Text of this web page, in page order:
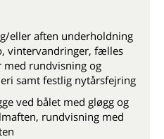
eller aften underholdning
vintervandringer, fælles
med rundvisning og
samt festlig nytårsfejring
ved bålet med gløgg og
rundvisning med